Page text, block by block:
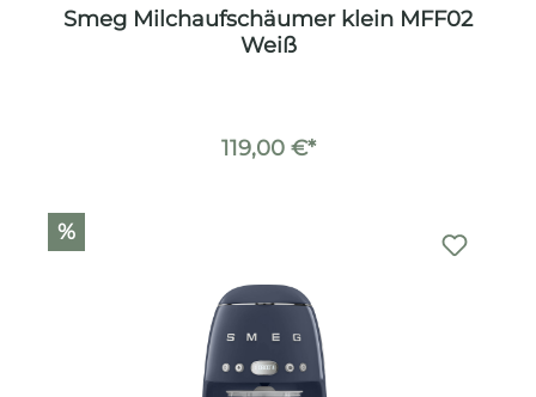
Smeg Milchaufschäumer klein MFF02
Weiß
119,00 €*
%